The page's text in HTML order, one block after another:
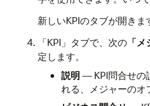
新しいKPIのタブが開きま
「KPI」タブで、次の 「
定します。
説明 — KPI問合せの
れる、メジャーのオ